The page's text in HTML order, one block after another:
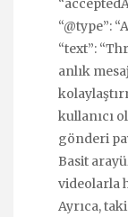
“@type”:
“text”:
anlık
kullanıcı
gönderi
Basit
videolarla
Ayrıca,